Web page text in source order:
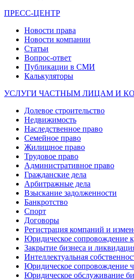
ПРЕСС-ЦЕНТР
Новости права
Новости компании
Статьи
Вопрос-ответ
Публикации в СМИ
Калькуляторы
УСЛУГИ ЧАСТНЫМ ЛИЦАМ И
Долевое строительство
Недвижимость
Наследственное право
Семейное право
Жилищное право
Трудовое право
Административное право
Гражданские дела
Арбитражные дела
Взыскание задолженности
Банкротство
Спорт
Договоры
Регистрация компаний и
Юридическое сопровождение
Закрытие бизнеса и
Интеллектуальная
Юридическое сопровождение
Юридическое обслуживание